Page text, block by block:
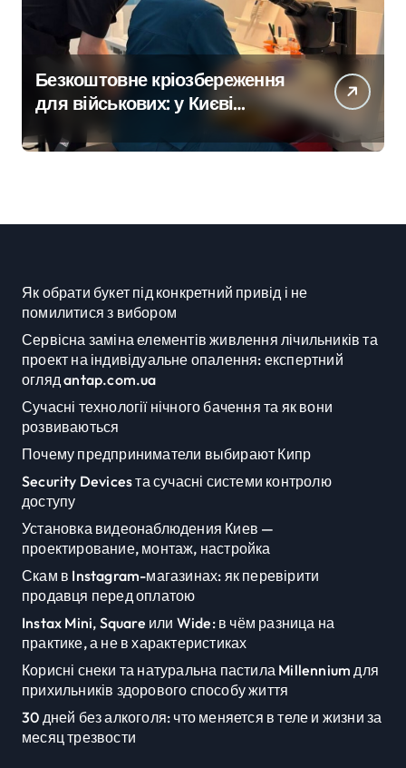
Безкоштовне кріозбереження
для військових: у Києві
оновили центр
репродуктивної медицини
Як обрати букет під конкретний привід і не
помилитися з вибором
Сервісна заміна елементів живлення лічильників та
проект на індивідуальне опалення: експертний
огляд antap.com.ua
Сучасні технології нічного бачення та як вони
розвиваються
Почему предприниматели выбирают Кипр
Security Devices та сучасні системи контролю
доступу
Установка видеонаблюдения Киев —
проектирование, монтаж, настройка
Скам в Instagram-магазинах: як перевірити
продавця перед оплатою
Instax Mini, Square или Wide: в чём разница на
практике, а не в характеристиках
Корисні снеки та натуральна пастила Millennium для
прихильників здорового способу життя
30 дней без алкоголя: что меняется в теле и жизни за
месяц трезвости